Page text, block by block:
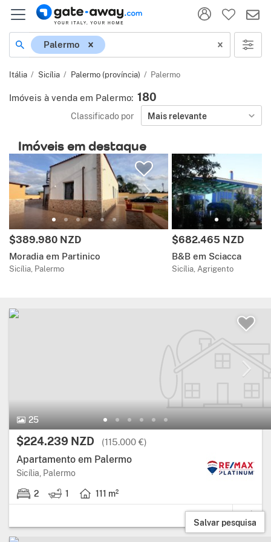
Localização
Palermo
Itália Sicília Palermo (província) Palermo
Imóveis à venda em Palermo: 180
Classificado por Mais relevante
Imóveis em destaque
Preço:
$389.980 NZD
Moradia em Partinico
Sicília, Palermo
Preço:
$682.465 NZD
B&B em Sciacca
Sicília, Agrigento
25
25 Fotos.
Preço:
$224.239 NZD (115.000 €)
Apartamento em Palermo
Sicília, PalermoRegião: Sicília, província: Palermo.
2
2 quartos. 1
1 casa de banho.
111 m²
Área útil: 111 metros quadrados.
Salvar pesquisa